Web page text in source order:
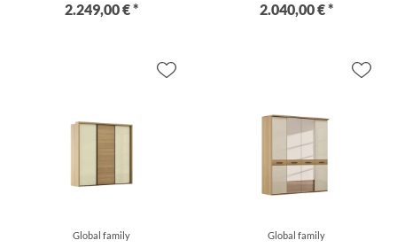
2.249,00 € * 2.040,00 € *
Global family
Global family